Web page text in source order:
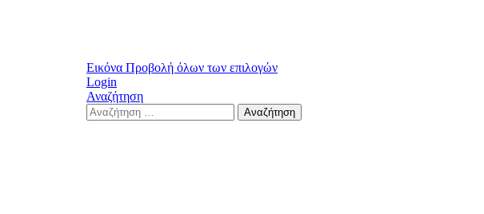
Εικόνα Προβολή όλων των επιλογών
Login
Αναζήτηση
Search
for:
Αναζήτηση